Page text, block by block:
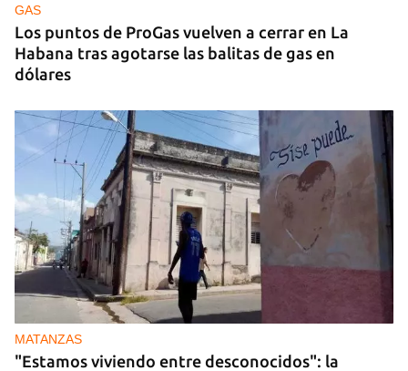
GAS
Los puntos de ProGas vuelven a cerrar en La
Habana tras agotarse las balitas de gas en
dólares
MATANZAS
"Estamos viviendo entre desconocidos": la